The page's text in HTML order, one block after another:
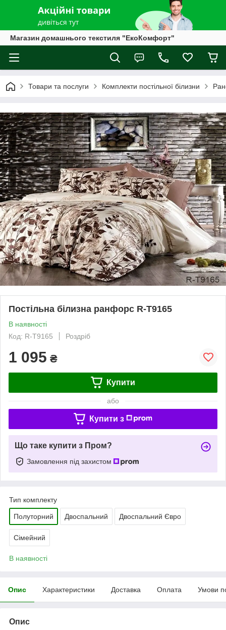
Магазин домашнього текстиля "ЕкоКомфорт"
Товари та послуги Комплекти постільної білизни
Постільна білизна ранфорс R-T9165
В наявності
Код: R-T9165
Роздріб
1 095 ₴
Купити
або
Купити з
Що таке купити з Пром?
Замовлення під захистом
Тип комплекту
Полуторний Двоспальний Двоспальний Євро
Сімейний
В наявності
Опис Характеристики Доставка Оплата Умови
Опис